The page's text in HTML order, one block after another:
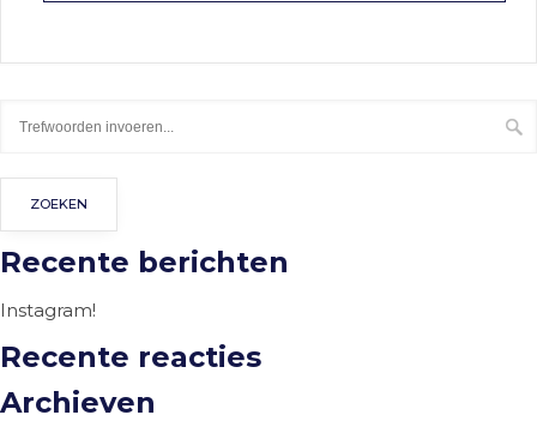
Recente berichten
Instagram!
Recente reacties
Archieven